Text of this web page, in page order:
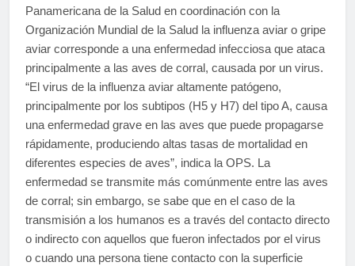
Panamericana de la Salud en coordinación con la
Organización Mundial de la Salud la influenza aviar o gripe
aviar corresponde a una enfermedad infecciosa que ataca
principalmente a las aves de corral, causada por un virus.
“El virus de la influenza aviar altamente patógeno,
principalmente por los subtipos (H5 y H7) del tipo A, causa
una enfermedad grave en las aves que puede propagarse
rápidamente, produciendo altas tasas de mortalidad en
diferentes especies de aves”, indica la OPS. La
enfermedad se transmite más comúnmente entre las aves
de corral; sin embargo, se sabe que en el caso de la
transmisión a los humanos es a través del contacto directo
o indirecto con aquellos que fueron infectados por el virus
o cuando una persona tiene contacto con la superficie